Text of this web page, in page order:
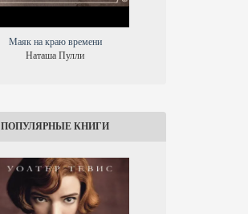
Маяк на краю времени
Наташа Пулли
ПОПУЛЯРНЫЕ КНИГИ